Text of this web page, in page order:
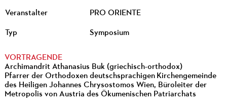
Veranstalter PRO ORIENTE
Typ Symposium
VORTRAGENDE
Archimandrit Athanasius Buk (griechisch-orthodox)
Pfarrer der Orthodoxen deutschsprachigen Kirchengemeinde
des Heiligen Johannes Chrysostomos Wien, Büroleiter der
Metropolis von Austria des Ökumenischen Patriarchats